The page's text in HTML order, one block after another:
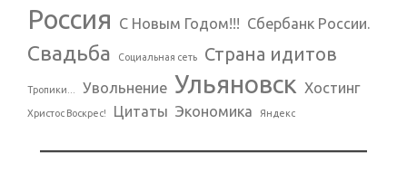
Россия С Новым Годом!!! Сбербанк России.
Свадьба Социальная сеть Страна идитов
Тропики... Увольнение Ульяновск Хостинг
Христос Воскрес! Цитаты Экономика Яндекс